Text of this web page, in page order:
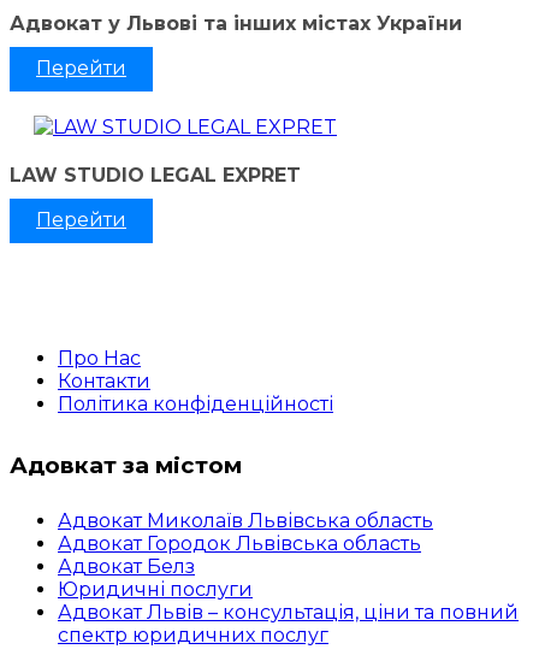
Адвокат у Львові та інших містах України
Перейти
LAW STUDIO LEGAL EXPRET
Перейти
Про Нас
Контакти
Політика конфіденційності
Адовкат за містом
Адвокат Миколаїв Львівська область
Адвокат Городок Львівська область
Адвокат Белз
Юридичні послуги
Адвокат Львів – консультація, ціни та повний
спектр юридичних послуг